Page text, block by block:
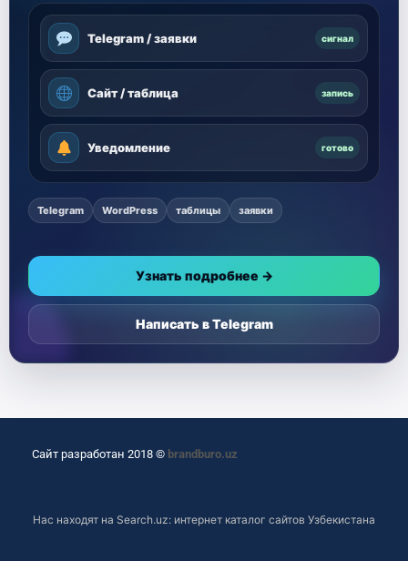
Telegram / заявки сигнал
Сайт / таблица запись
Уведомление готово
Telegram WordPress таблицы заявки
Узнать подробнее →
Написать в Telegram
Сайт разработан 2018 © brandburo.uz
Нас находят на Search.uz: интернет каталог сайтов Узбекистана